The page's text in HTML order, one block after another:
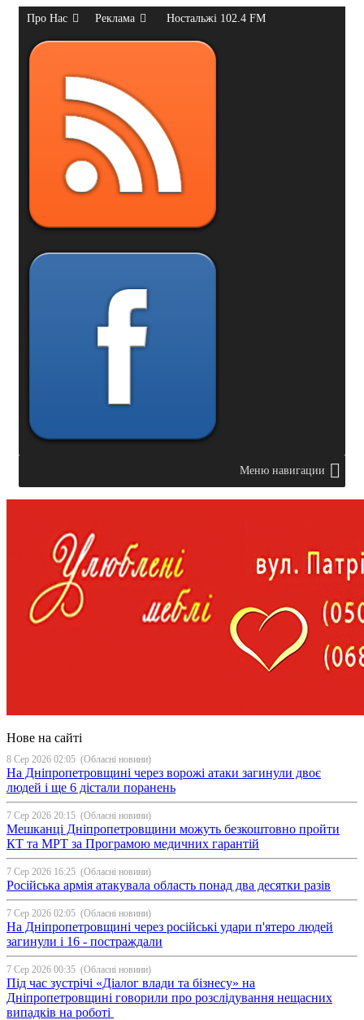
Про Нас Реклама Ностальжі 102.4 FM
Меню навигации
Нове на сайті
8 Сер 2026 02:05 (Обласні новини)
На Дніпропетровщині через ворожі атаки загинули двоє
людей і ще 6 дістали поранень
7 Сер 2026 20:15 (Обласні новини)
Мешканці Дніпропетровщини можуть безкоштовно пройти
КТ та МРТ за Програмою медичних гарантій
7 Сер 2026 16:25 (Обласні новини)
Російська армія атакувала область понад два десятки разів
7 Сер 2026 02:05 (Обласні новини)
На Дніпропетровщині через російські удари п'ятеро людей
загинули і 16 - постраждали
7 Сер 2026 00:35 (Обласні новини)
Під час зустрічі «Діалог влади та бізнесу» на
Дніпропетровщині говорили про розслідування нещасних
випадків на роботі